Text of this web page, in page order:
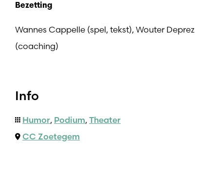
Bezetting
Wannes Cappelle (spel, tekst), Wouter Deprez
(coaching)
Info
Humor, Podium,Theater
CC Zoetegem